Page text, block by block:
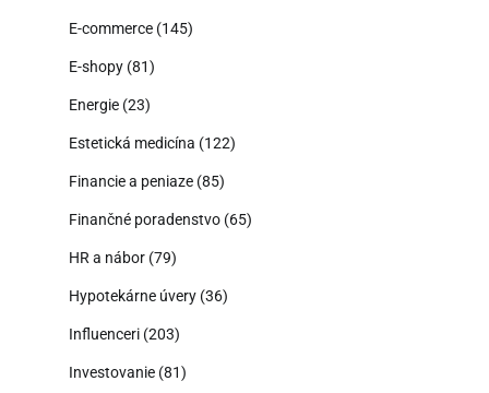
E-commerce (145)
E-shopy (81)
Energie (23)
Estetická medicína (122)
Financie a peniaze (85)
Finančné poradenstvo (65)
HR a nábor (79)
Hypotekárne úvery (36)
Influenceri (203)
Investovanie (81)